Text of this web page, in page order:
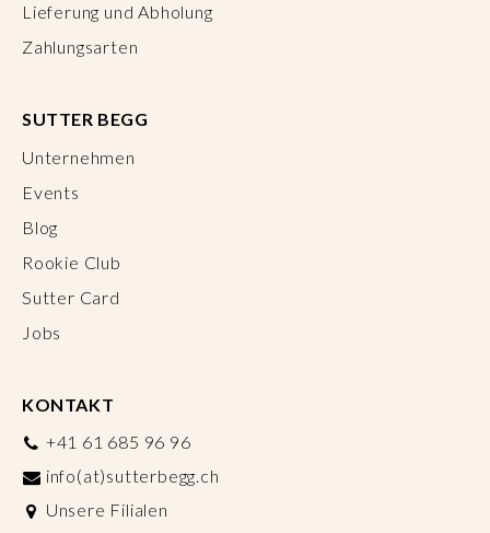
Lieferung und Abholung
Zahlungsarten
SUTTER BEGG
Unternehmen
Events
Blog
Rookie Club
Sutter Card
Jobs
KONTAKT
+41 61 685 96 96
info(at)sutterbegg.ch
Unsere Filialen